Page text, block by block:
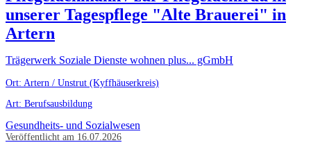
unserer Tagespflege "Alte Brauerei" in
Artern
Trägerwerk Soziale Dienste wohnen plus... gGmbH
Ort: Artern / Unstrut (Kyffhäuserkreis)
Art: Berufsausbildung
Gesundheits- und Sozialwesen
Veröffentlicht am 16.07.2026